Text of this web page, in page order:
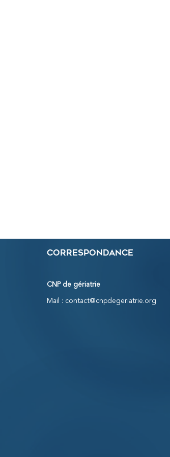
Correspondance
CNP de gériatrie
Mail : contact@cnpdegeriatrie.org